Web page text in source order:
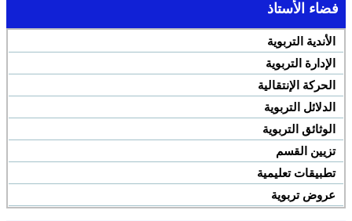
فضاء الأستاذ
الأندية التربوية
الإدارة التربوية
الحركة الإنتقالية
الدلائل التربوية
الوثائق التربوية
تزيين القسم
تطبيقات تعليمية
عروض تربوية